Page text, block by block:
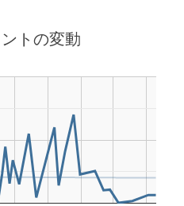
トの変動